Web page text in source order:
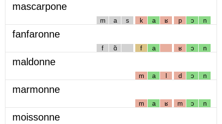
mascarpone
m a s k a ʁ p ɔ n
fanfaronne
f ɑ̃ f a ʁ ɔ n
maldonne
m a l d ɔ n
marmonne
m a ʁ m ɔ n
moissonne